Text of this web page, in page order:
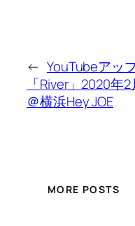
← YouTubeアッ
「River」2020年2
＠横浜Hey JOE
MORE POSTS